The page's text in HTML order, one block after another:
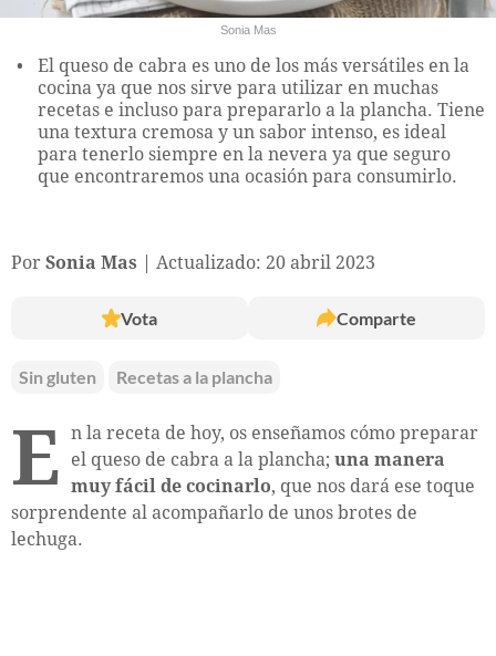
Sonia Mas
El queso de cabra es uno de los más versátiles en la
cocina ya que nos sirve para utilizar en muchas
recetas e incluso para prepararlo a la plancha. Tiene
una textura cremosa y un sabor intenso, es ideal
para tenerlo siempre en la nevera ya que seguro
que encontraremos una ocasión para consumirlo.
Por Sonia Mas Actualizado: 20 abril 2023
Vota Comparte
Sin gluten Recetas a la plancha
E n la receta de hoy, os enseñamos cómo preparar
el queso de cabra a la plancha; una manera
muy fácil de cocinarlo, que nos dará ese toque
sorprendente al acompañarlo de unos brotes de
lechuga.